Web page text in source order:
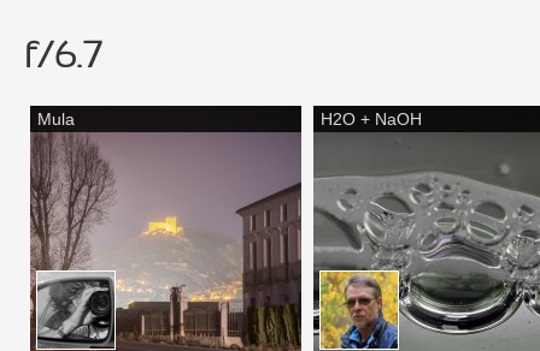
f/6.7
Mula H2O + NaOH